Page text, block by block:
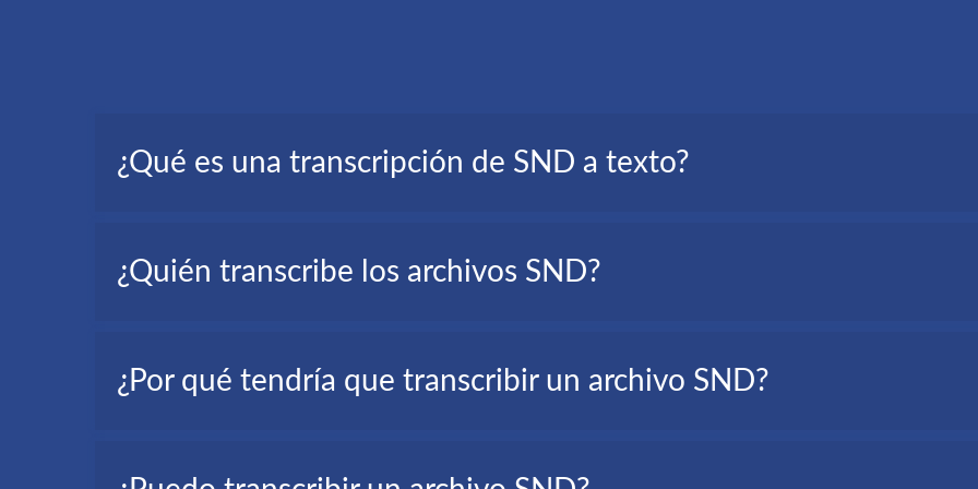
¿Qué es una transcripción de SND a texto?
¿Quién transcribe los archivos SND?
¿Por qué tendría que transcribir un archivo SND?